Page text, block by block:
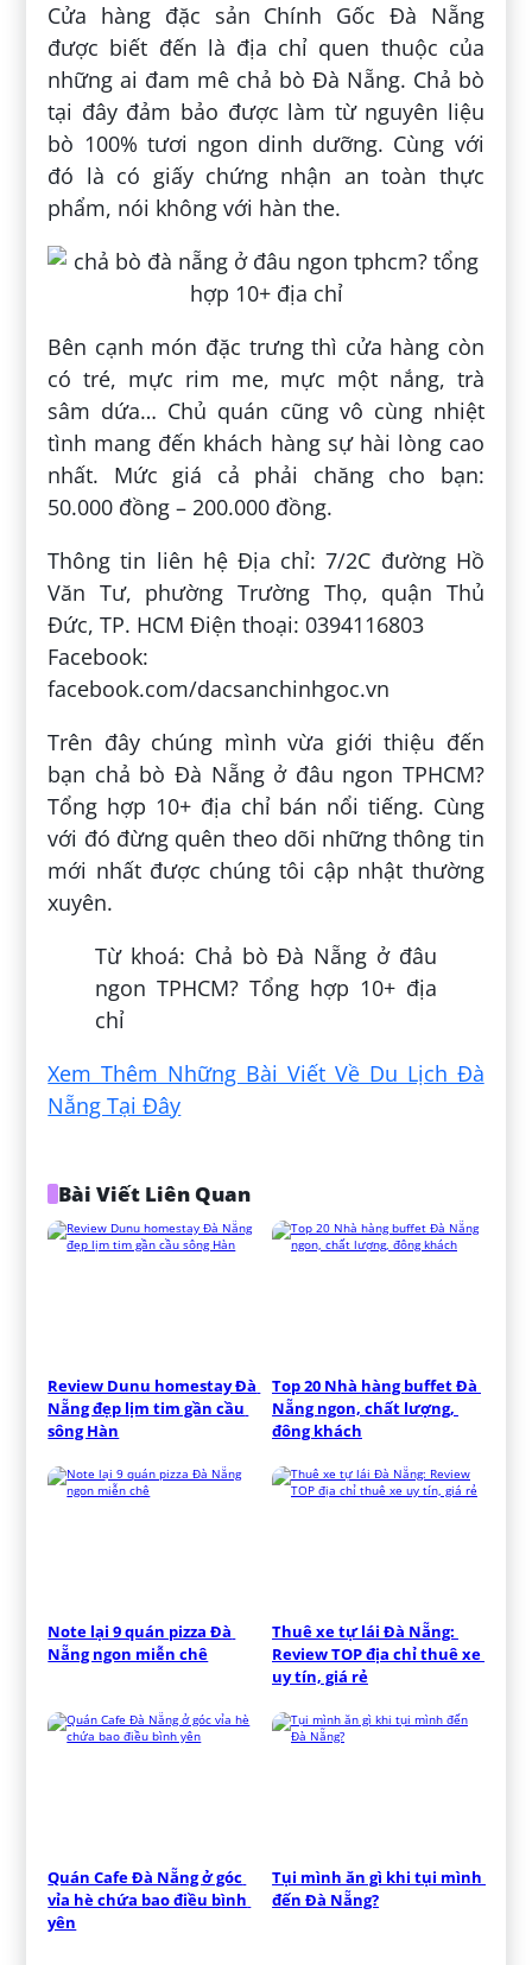
Cửa hàng đặc sản Chính Gốc Đà Nẵng
được biết đến là địa chỉ quen thuộc của
những ai đam mê chả bò Đà Nẵng. Chả bò
tại đây đảm bảo được làm từ nguyên liệu
bò 100% tươi ngon dinh dưỡng. Cùng với
đó là có giấy chứng nhận an toàn thực
phẩm, nói không với hàn the.
Bên cạnh món đặc trưng thì cửa hàng còn
có tré, mực rim me, mực một nắng, trà
sâm dứa… Chủ quán cũng vô cùng nhiệt
tình mang đến khách hàng sự hài lòng cao
nhất. Mức giá cả phải chăng cho bạn:
50.000 đồng – 200.000 đồng.
Thông tin liên hệ Địa chỉ: 7/2C đường Hồ
Văn Tư, phường Trường Thọ, quận Thủ
Đức, TP. HCM Điện thoại: 0394116803
Facebook:
facebook.com/dacsanchinhgoc.vn
Trên đây chúng mình vừa giới thiệu đến
bạn chả bò Đà Nẵng ở đâu ngon TPHCM?
Tổng hợp 10+ địa chỉ bán nổi tiếng. Cùng
với đó đừng quên theo dõi những thông tin
mới nhất được chúng tôi cập nhật thường
xuyên.
Từ khoá: Chả bò Đà Nẵng ở đâu
ngon TPHCM? Tổng hợp 10+ địa
chỉ
Xem Thêm Những Bài Viết Về Du Lịch Đà
Nẵng Tại Đây
Bài Viết Liên Quan
Review Dunu homestay Đà
Nẵng đẹp lịm tim gần cầu
sông Hàn
Top 20 Nhà hàng buffet Đà
Nẵng ngon, chất lượng,
đông khách
Note lại 9 quán pizza Đà
Nẵng ngon miễn chê
Thuê xe tự lái Đà Nẵng:
Review TOP địa chỉ thuê xe
uy tín, giá rẻ
Quán Cafe Đà Nẵng ở góc
vỉa hè chứa bao điều bình
yên
Tụi mình ăn gì khi tụi mình
đến Đà Nẵng?